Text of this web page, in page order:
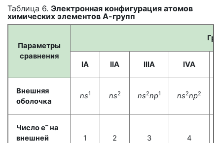
Таблица 6. Электронная конфигурация атомов
химических элементов А-групп
Параметры
сравнения
IA IIA IIIA IVA
Внешняя
оболочка
ns1 ns2 ns2np1 ns2np2
Число e– на
внешней
1 2 3 4